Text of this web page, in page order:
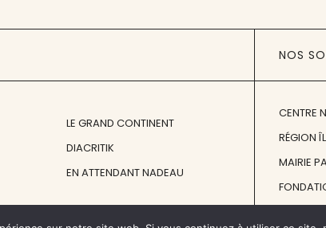
LE GRAND CONTINENT
DIACRITIK
EN ATTENDANT NADEAU
NOS
CENTRE
RÉGION
MAIRIE